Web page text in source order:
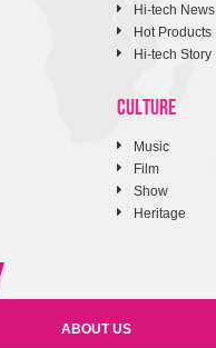
Hi-tech News
Hot Products
Hi-tech Story
CULTURE
Music
Film
Show
Heritage
ABOUT US